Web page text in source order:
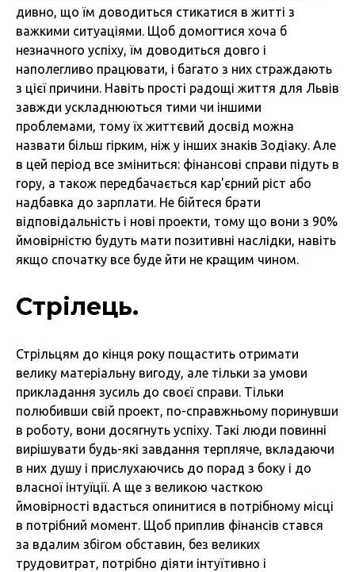
дивно, що їм доводиться стикатися в житті з
важкими ситуаціями. Щоб домогтися хоча б
незначного успіху, їм доводиться довго і
наполегливо працювати, і багато з них страждають
з цієї причини. Навіть прості радощі життя для Львів
завжди ускладнюються тими чи іншими
проблемами, тому їх життєвий досвід можна
назвати більш гірким, ніж у інших знаків Зодіаку. Але
в цей період все зміниться: фінансові справи підуть в
гору, а також передбачається кар'єрний ріст або
надбавка до зарплати. Не бійтеся брати
відповідальність і нові проекти, тому що вони з 90%
ймовірністю будуть мати позитивні наслідки, навіть
якщо спочатку все буде йти не кращим чином.
Стрілець.
Стрільцям до кінця року пощастить отримати
велику матеріальну вигоду, але тільки за умови
прикладання зусиль до своєї справи. Тільки
полюбивши свій проект, по-справжньому поринувши
в роботу, вони досягнуть успіху. Такі люди повинні
вирішувати будь-які завдання терпляче, вкладаючи
в них душу і прислухаючись до порад з боку і до
власної інтуїції. А ще з великою часткою
ймовірності вдасться опинитися в потрібному місці
в потрібний момент. Щоб приплив фінансів стався
за вдалим збігом обставин, без великих
трудовитрат, потрібно діяти інтуїтивно і